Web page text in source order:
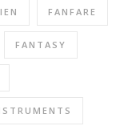
FANFARE
FANTASY